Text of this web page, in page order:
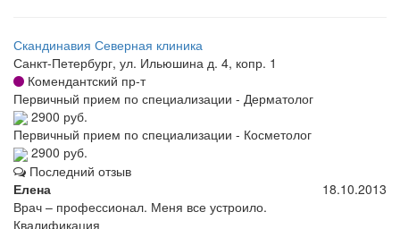
Скандинавия Северная клиника
Санкт-Петербург, ул. Ильюшина д. 4, копр. 1
Комендантский пр-т
Первичный прием по специализации - Дерматолог
2900 руб.
Первичный прием по специализации - Косметолог
2900 руб.
Последний отзыв
Елена
18.10.2013
Врач – профессионал. Меня все устроило.
Квалификация